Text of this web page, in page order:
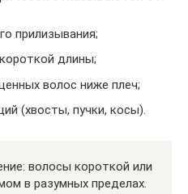
прилизывания;
длины;
волос ниже плеч;
(хвосты, пучки, косы).
волосы короткой или
в разумных пределах.